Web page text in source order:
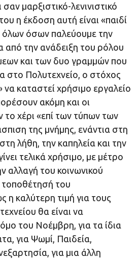
μαρξιστικό-λενινιστικό
η έκδοση αυτή είναι «παιδί
όσων παλεύουμε την
από την ανάδειξη του ρόλου
και των δυο γραμμών που
στο Πολυτεχνείο, ο στόχος
να καταστεί χρήσιμο εργαλείο
ακόμη και οι
το χέρι «επί των τύπων των
της μνήμης, ενάντια στη
λήθη, την καπηλεία και την
τελικά χρήσιμο, με μέτρο
αλλαγή του κοινωνικού
τοποθέτησή του
η καλύτερη τιμή για τους
θα είναι να
του Νοέμβρη, για τα ίδια
για Ψωμί, Παιδεία,
για μια άλλη